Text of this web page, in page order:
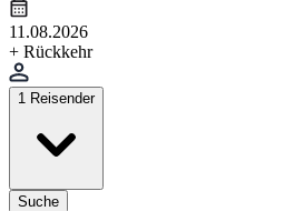
11.08.2026
+ Rückkehr
1 Reisender
Suche